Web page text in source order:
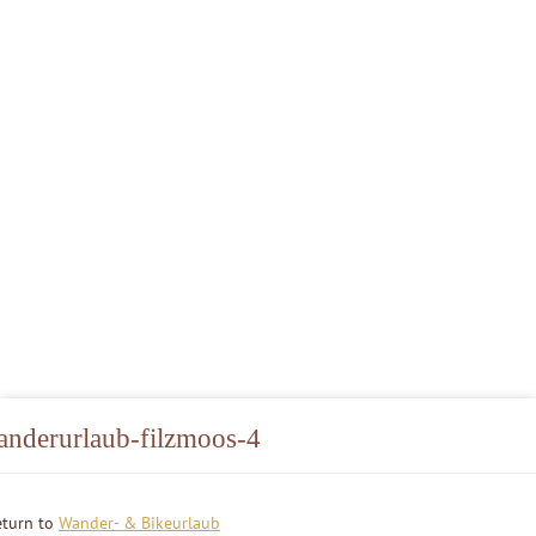
filzmoos-4
to Wander- & Bikeurlaub